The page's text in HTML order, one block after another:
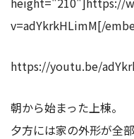
v=adYkrkHLimM[/
https://youtu.be/
朝から始まった上棟。
夕方には家の外形が全